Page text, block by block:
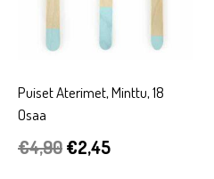
Puiset Aterimet, Minttu, 18
Osaa
€4,90Alkuperäinen
€2,45Nykyinen